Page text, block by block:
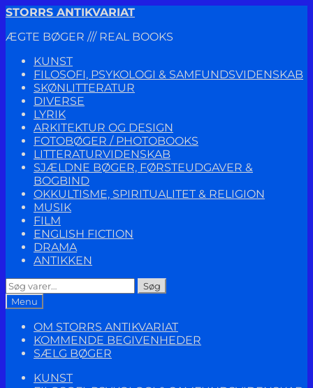
Spring
navigation
Spring
indhold
STORRS ANTIKVARIAT
ÆGTE BØGER /// REAL BOOKS
KUNST
FILOSOFI, PSYKOLOGI & SAMFUNDSVIDENSKAB
SKØNLITTERATUR
DIVERSE
LYRIK
ARKITEKTUR OG DESIGN
FOTOBØGER / PHOTOBOOKS
LITTERATURVIDENSKAB
SJÆLDNE BØGER, FØRSTEUDGAVER &
BOGBIND
OKKULTISME, SPIRITUALITET & RELIGION
MUSIK
FILM
ENGLISH FICTION
DRAMA
ANTIKKEN
Søg
efter:
Søg
Menu
OM STORRS ANTIKVARIAT
KOMMENDE BEGIVENHEDER
SÆLG BØGER
KUNST